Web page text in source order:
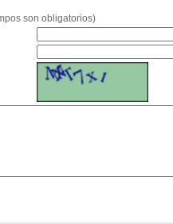
son obligatorios)